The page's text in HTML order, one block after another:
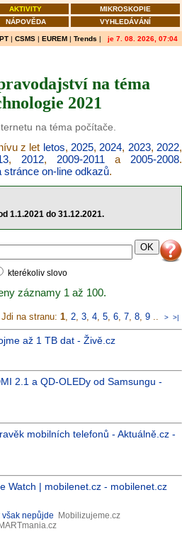
AKTIVITY
MIKROSKOPIE
NÁPOVĚDA VYHLEDÁVÁNÍ
| CSMS | EUREM | Trends | je 7. 08. 2026, 07:04
na téma
2021
na téma počítače.
z let letos, 2025, 2024, 2023, 2022,
, 2012, 2009-2011 a 2005-2008.
stránce on-line odkazů.
1.1.2021 do 31.12.2021.
kterékoliv slovo
záznamy 1 až 100.
Jdi na stranu: 1, 2, 3, 4, 5, 6, 7, 8, 9 .. > >|
až 1 TB dat - Živě.cz
2.1 a QD-OLEDy od Samsungu -
mobilních telefonů - Aktuálně.cz -
Watch | mobilenet.cz - mobilenet.cz
nepůjde
Mobilizujeme.cz